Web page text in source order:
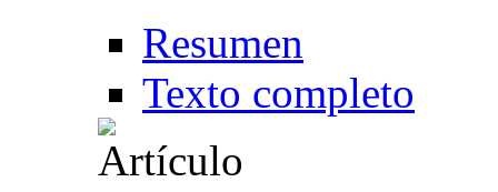
Resumen
Texto completo